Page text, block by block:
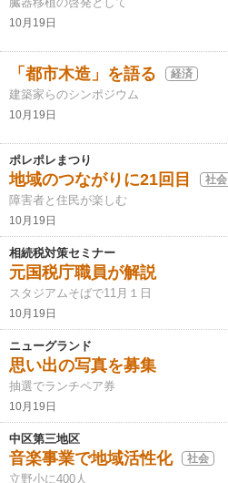
10月19日
「都市木造」を語る 経済
建築家らのシンポジウム
10月19日
ポレポレまつり
地域のつながりに21回目 社会
障害者と住民が楽しむ
10月19日
相続税対策セミナー
元国税庁職員が解説
スタジアムそばで11月１日
10月19日
ニューグランド
思い出の写真を募集
抽選でランチペア券
10月19日
中区第三地区
音楽事業で地域活性化 社会
立野小に400人